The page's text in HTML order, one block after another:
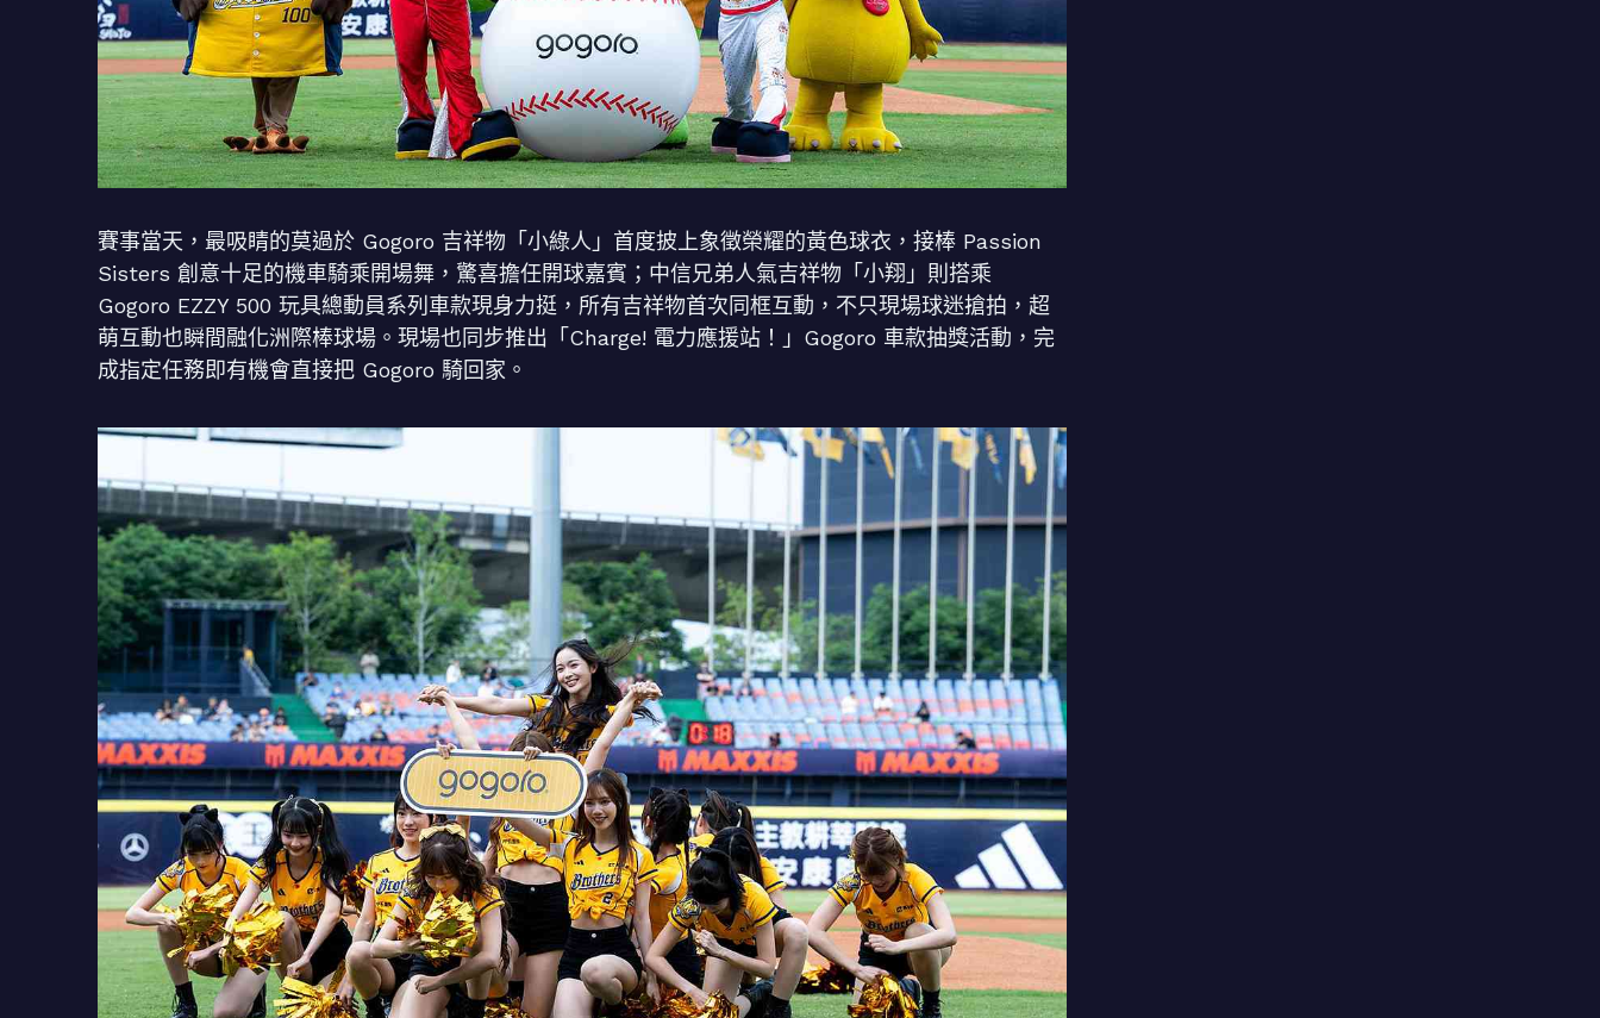
賽事當天，最吸睛的莫過於 Gogoro 吉祥物「小綠人」首度披上象徵榮耀的黃色球衣，接棒 Passion
Sisters 創意十足的機車騎乘開場舞，驚喜擔任開球嘉賓；中信兄弟人氣吉祥物「小翔」則搭乘
Gogoro EZZY 500 玩具總動員系列車款現身力挺，所有吉祥物首次同框互動，不只現場球迷搶拍，超
萌互動也瞬間融化洲際棒球場。現場也同步推出「Charge! 電力應援站！」Gogoro 車款抽獎活動，完
成指定任務即有機會直接把 Gogoro 騎回家。